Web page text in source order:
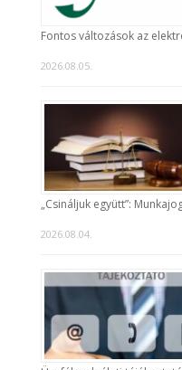
Fontos változások az
2026.08.05.
„Csináljuk együtt”:
2026.08.04.